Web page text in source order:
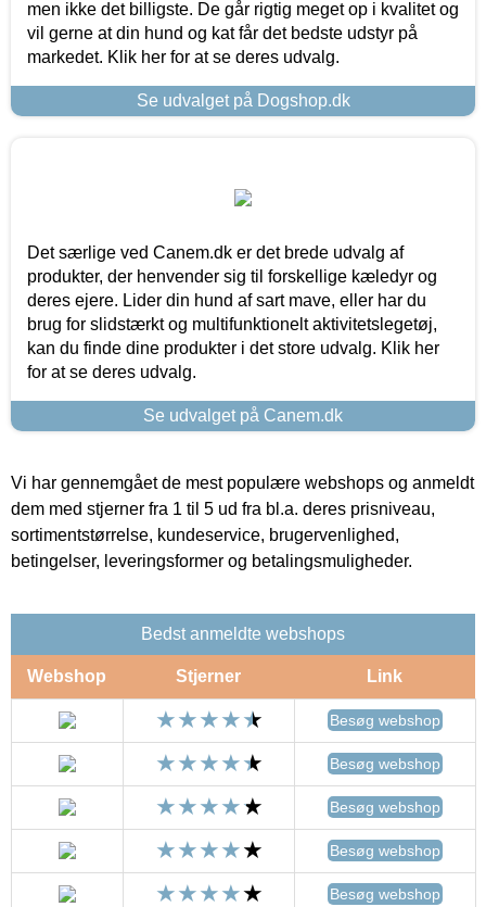
men ikke det billigste. De går rigtig meget op i kvalitet og
vil gerne at din hund og kat får det bedste udstyr på
markedet. Klik her for at se deres udvalg.
Se udvalget på Dogshop.dk
Det særlige ved Canem.dk er det brede udvalg af
produkter, der henvender sig til forskellige kæledyr og
deres ejere. Lider din hund af sart mave, eller har du
brug for slidstærkt og multifunktionelt aktivitetslegetøj,
kan du finde dine produkter i det store udvalg. Klik her
for at se deres udvalg.
Se udvalget på Canem.dk
Vi har gennemgået de mest populære webshops og anmeldt
dem med stjerner fra 1 til 5 ud fra bl.a. deres prisniveau,
sortimentstørrelse, kundeservice, brugervenlighed,
betingelser, leveringsformer og betalingsmuligheder.
Bedst anmeldte webshops
Webshop Stjerner Link
Besøg webshop
Besøg webshop
Besøg webshop
Besøg webshop
Besøg webshop